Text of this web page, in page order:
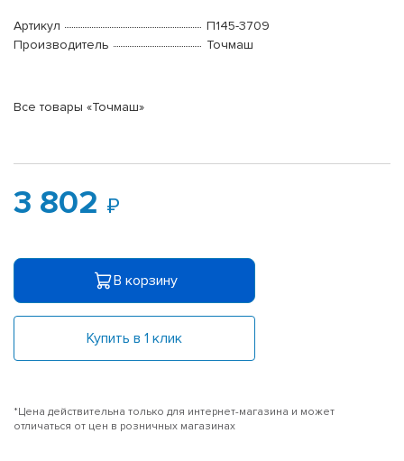
Артикул
П145-3709
Производитель
Точмаш
Все товары «Точмаш»
3 802
В корзину
Купить в 1 клик
*Цена действительна только для интернет-магазина и может
отличаться от цен в розничных магазинах